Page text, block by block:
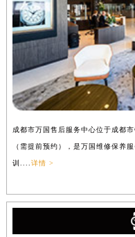
成都市万国售后服务中心位于成都
（需提前预约），是万国维修保养
训.... 详情 >